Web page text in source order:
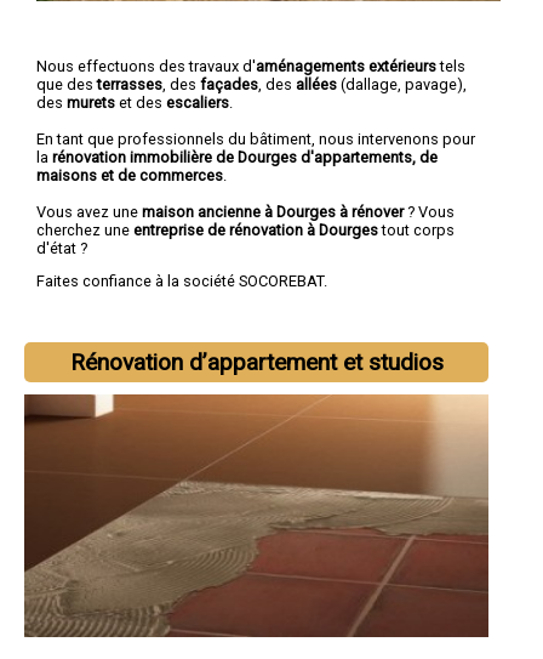
Nous effectuons des travaux d'aménagements extérieurstels
que desterrasses , des façades , des allées (dallage, pavage),
des murets et des escaliers
En tant que professionnels du bâtiment, nous intervenons pour
la rénovation immobilière de Dourges d'appartements, de
maisons et de commerces
Vous avez une maison ancienne à Dourges à rénover? Vous
cherchez une entreprise de rénovation à Dourgestout corps
d'état ?
Faites confiance à la société SOCOREBAT.
Rénovation d’appartement et studios